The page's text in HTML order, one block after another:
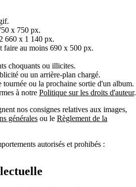
x 750 px.
660 x 1 140 px.
faire au moins 690 x 500 px.
choquants ou illicites.
ou un arrière-plan chargé.
ou la prochaine sortie d'un album.
à notre Politique sur les droits d'auteur.
nos consignes relatives aux images,
générales ou le Règlement de la
autorisés et prohibés :